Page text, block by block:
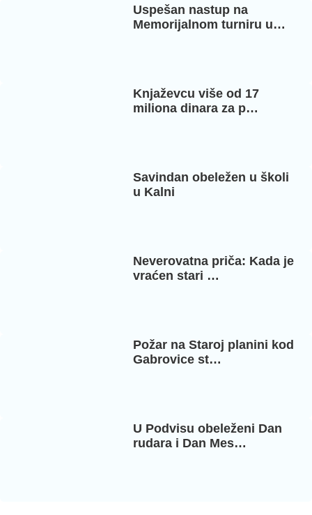
Uspešan nastup na
Memorijalnom turniru u…
Knjaževcu više od 17
miliona dinara za p…
Savindan obeležen u školi
u Kalni
Neverovatna priča: Kada je
vraćen stari …
Požar na Staroj planini kod
Gabrovice st…
U Podvisu obeleženi Dan
rudara i Dan Mes…